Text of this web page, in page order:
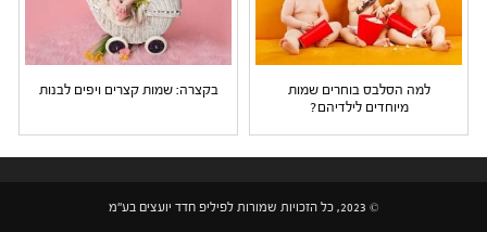
למה הסלבס בוחרים שמות
מיוחדים לילדיהם?
בקצרה: שמות קצרים ויפים לבנות
© 2023, כל הזכויות שמורות לפיליפ חדד יועצים בע"מ